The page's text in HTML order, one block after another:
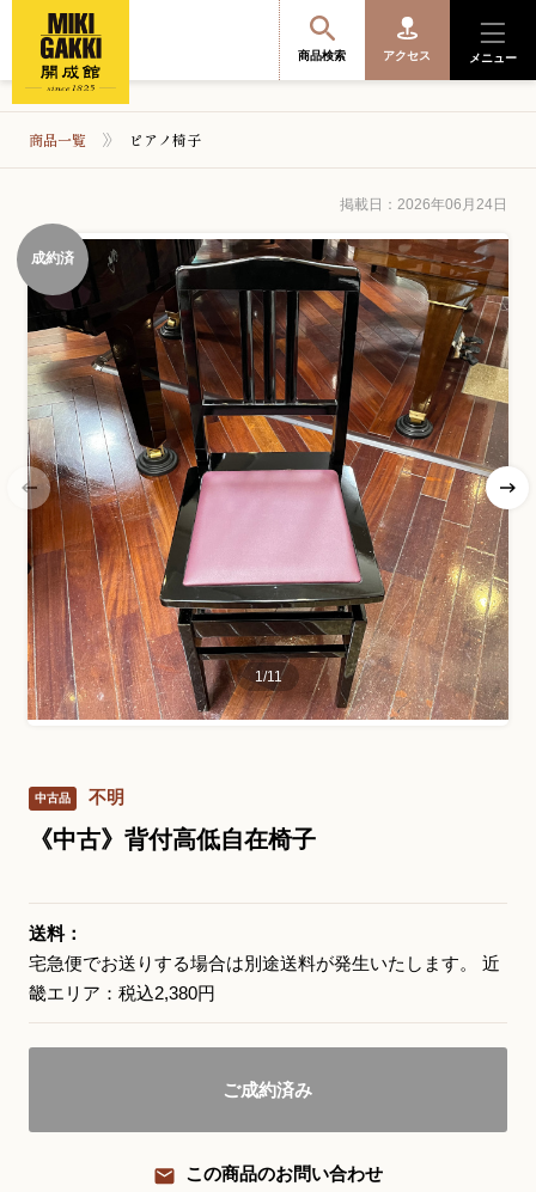
商品検索 アクセス メニュー
便利なサービス
開成館を知る
音楽教室・イベント情報
サポート・購入特典
お問い合わせ総合窓口
06-6252-0432
受付時間 10:00～19:00 (水曜定休)
大阪・本町のピアノ専門店
三木楽器 開成館
〒541-0057
YouTube 公式チャンネル
三木楽器 開成館
商品一覧 ピアノ椅子
掲載日：2026年06月24日
成約済
1/11
中古品 不明
《中古》背付高低自在椅子
送料：
宅急便でお送りする場合は別途送料が発生いたします。 近
畿エリア：税込2,380円
ご成約済み
この商品のお問い合わせ